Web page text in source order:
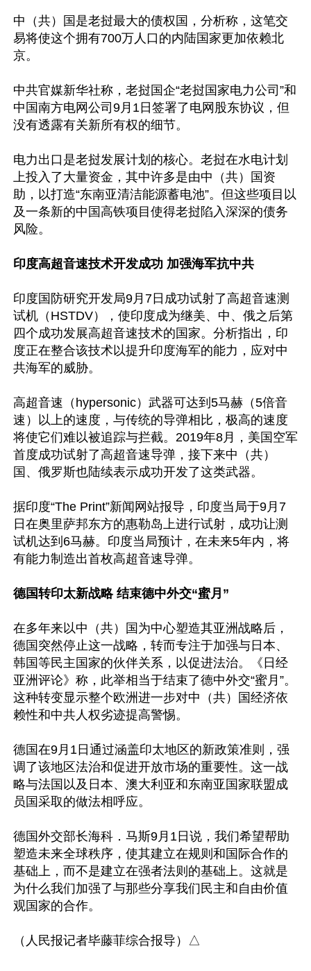
中（共）国是老挝最大的债权国，分析称，这笔交
易将使这个拥有700万人口的内陆国家更加依赖北
京。
中共官媒新华社称，老挝国企“老挝国家电力公司”和
中国南方电网公司9月1日签署了电网股东协议，但
没有透露有关新所有权的细节。
电力出口是老挝发展计划的核心。老挝在水电计划
上投入了大量资金，其中许多是由中（共）国资
助，以打造“东南亚清洁能源蓄电池”。但这些项目以
及一条新的中国高铁项目使得老挝陷入深深的债务
风险。
印度高超音速技术开发成功 加强海军抗中共
印度国防研究开发局9月7日成功试射了高超音速测
试机（HSTDV），使印度成为继美、中、俄之后第
四个成功发展高超音速技术的国家。分析指出，印
度正在整合该技术以提升印度海军的能力，应对中
共海军的威胁。
高超音速（hypersonic）武器可达到5马赫（5倍音
速）以上的速度，与传统的导弹相比，极高的速度
将使它们难以被追踪与拦截。2019年8月，美国空军
首度成功试射了高超音速导弹，接下来中（共）
国、俄罗斯也陆续表示成功开发了这类武器。
据印度“The Print”新闻网站报导，印度当局于9月7
日在奥里萨邦东方的惠勒岛上进行试射，成功让测
试机达到6马赫。印度当局预计，在未来5年内，将
有能力制造出首枚高超音速导弹。
德国转印太新战略 结束德中外交“蜜月”
在多年来以中（共）国为中心塑造其亚洲战略后，
德国突然停止这一战略，转而专注于加强与日本、
韩国等民主国家的伙伴关系，以促进法治。《日经
亚洲评论》称，此举相当于结束了德中外交“蜜月”。
这种转变显示整个欧洲进一步对中（共）国经济依
赖性和中共人权劣迹提高警惕。
德国在9月1日通过涵盖印太地区的新政策准则，强
调了该地区法治和促进开放市场的重要性。这一战
略与法国以及日本、澳大利亚和东南亚国家联盟成
员国采取的做法相呼应。
德国外交部长海科．马斯9月1日说，我们希望帮助
塑造未来全球秩序，使其建立在规则和国际合作的
基础上，而不是建立在强者法则的基础上。这就是
为什么我们加强了与那些分享我们民主和自由价值
观国家的合作。